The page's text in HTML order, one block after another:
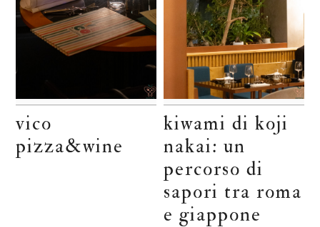
vico
pizza&wine
kiwami di koji
nakai: un
percorso di
sapori tra roma
e giappone